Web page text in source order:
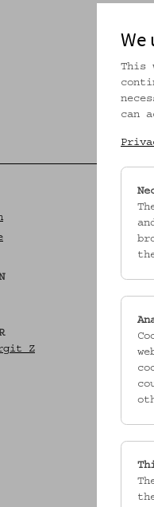
Z
We
This
can